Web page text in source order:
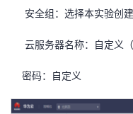
安全组：选择本实验创
云服务器名称：自定义（
密码：自定义